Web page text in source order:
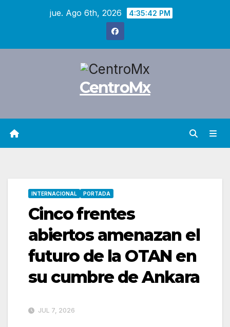
jue. Ago 6th, 2026 4:35:43 PM
CentroMx
INTERNACIONAL PORTADA
Cinco frentes
abiertos amenazan el
futuro de la OTAN en
su cumbre de Ankara
JUL 7, 2026